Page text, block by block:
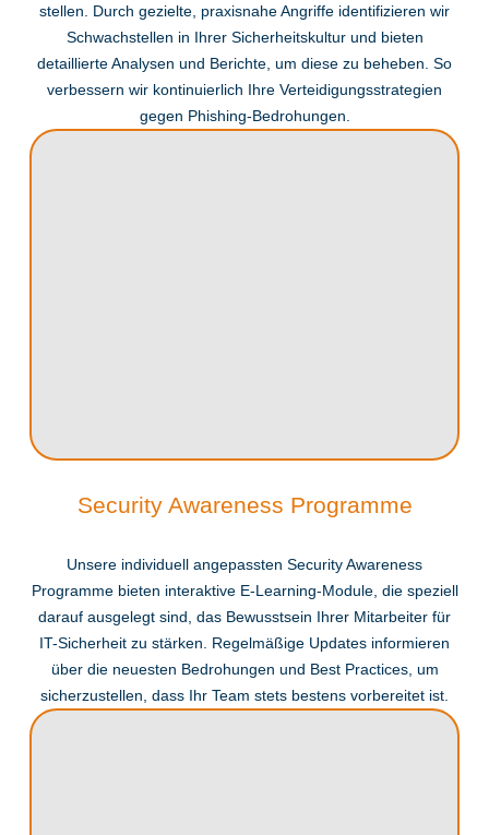
stellen. Durch gezielte, praxisnahe Angriffe identifizieren wir
Schwachstellen in Ihrer Sicherheitskultur und bieten
detaillierte Analysen und Berichte, um diese zu beheben. So
verbessern wir kontinuierlich Ihre Verteidigungsstrategien
gegen Phishing-Bedrohungen.
Security Awareness Programme
Unsere individuell angepassten Security Awareness
Programme bieten interaktive E-Learning-Module, die speziell
darauf ausgelegt sind, das Bewusstsein Ihrer Mitarbeiter für
IT-Sicherheit zu stärken. Regelmäßige Updates informieren
über die neuesten Bedrohungen und Best Practices, um
sicherzustellen, dass Ihr Team stets bestens vorbereitet ist.